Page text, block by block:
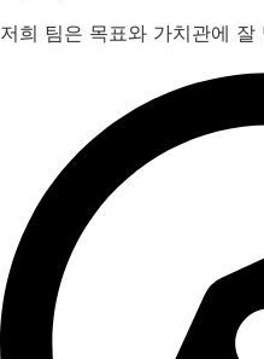
저희 팀은 목표와 가치관에